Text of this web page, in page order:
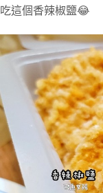
吃這個香辣椒鹽😂